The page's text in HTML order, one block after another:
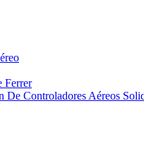
Ferrer
De Controladores Aéreos